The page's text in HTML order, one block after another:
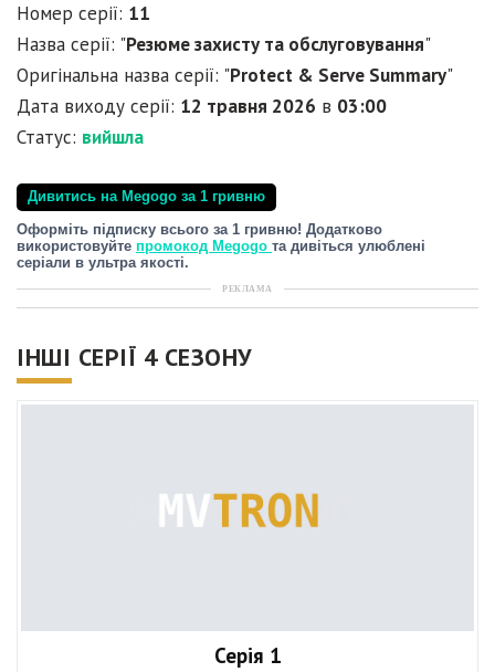
Номер серії: 11
Назва серії: "Резюме захисту та обслуговування"
Оригінальна назва серії: "Protect & Serve Summary"
Дата виходу серії: 12 травня 2026 в 03:00
Статус: вийшла
Дивитись на Megogo за 1 гривню
Оформіть підписку всього за 1 гривню! Додатково
використовуйте промокод Megogo та дивіться улюблені
серіали в ультра якості.
РЕКЛАМА
ІНШІ СЕРІЇ 4 СЕЗОНУ
Серія 1